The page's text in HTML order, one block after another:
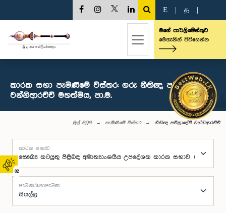
02
E த
මගේ පාර්ලිමේන්තුව
මෙතැනින් පිවිසෙන්න
කාරක සභා පැමිණීමේ විස්තර: ගරු නීතිඥ පවිත්‍රාදේවී
වන්නිආරච්චි මහත්මිය, පා.ම.
මුල් පිටුව පැමිණීමේ විස්තර නීතිඥ පවිත්‍රාදේවී වන්නිආරච්චි
කාරක සභාව
පැමිණි/නොපැමිණි